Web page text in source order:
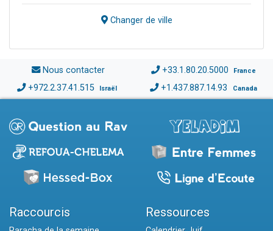
Changer de ville
Nous contacter +33.1.80.20.5000 France
+972.2.37.41.515 Israël +1.437.887.14.93 Canada
Raccourcis Ressources